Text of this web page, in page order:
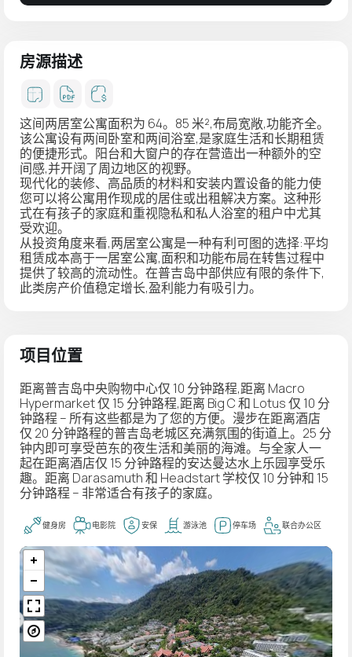
房源描述
这间两居室公寓面积为 64。85 米²,布局宽敞,功能齐全。
该公寓设有两间卧室和两间浴室,是家庭生活和长期租赁
的便捷形式。阳台和大窗户的存在营造出一种额外的空
间感,并开阔了周边地区的视野。
现代化的装修、高品质的材料和安装内置设备的能力使
您可以将公寓用作现成的居住或出租解决方案。这种形
式在有孩子的家庭和重视隐私和私人浴室的租户中尤其
受欢迎。
从投资角度来看,两居室公寓是一种有利可图的选择:平均
租赁成本高于一居室公寓,面积和功能布局在转售过程中
提供了较高的流动性。在普吉岛中部供应有限的条件下,
此类房产价值稳定增长,盈利能力有吸引力。
项目位置
距离普吉岛中央购物中心仅 10 分钟路程,距离 Macro
Hypermarket 仅 15 分钟路程,距离 Big C 和 Lotus 仅 10 分
钟路程 – 所有这些都是为了您的方便。漫步在距离酒店
仅 20 分钟路程的普吉岛老城区充满氛围的街道上。25 分
钟内即可享受芭东的夜生活和美丽的海滩。与全家人一
起在距离酒店仅 15 分钟路程的安达曼达水上乐园享受乐
趣。距离 Darasamuth 和 Headstart 学校仅 10 分钟和 15
分钟路程 – 非常适合有孩子的家庭。
健身房 电影院 安保 游泳池 停车场 联合办公区